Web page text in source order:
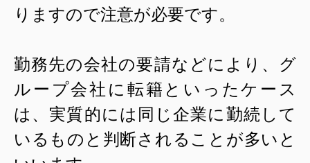
りますので注意が必要です。
勤務先の会社の要請などにより、グ
ループ会社に転籍といったケース
は、実質的には同じ企業に勤続して
いるものと判断されることが多いと